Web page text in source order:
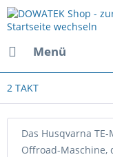
Menü
2 TAKT
Das Husqvarna
Offroad-